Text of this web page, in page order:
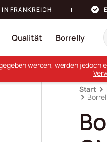
FRANKREICH
Qualität Borrelly
Start
werden, werden